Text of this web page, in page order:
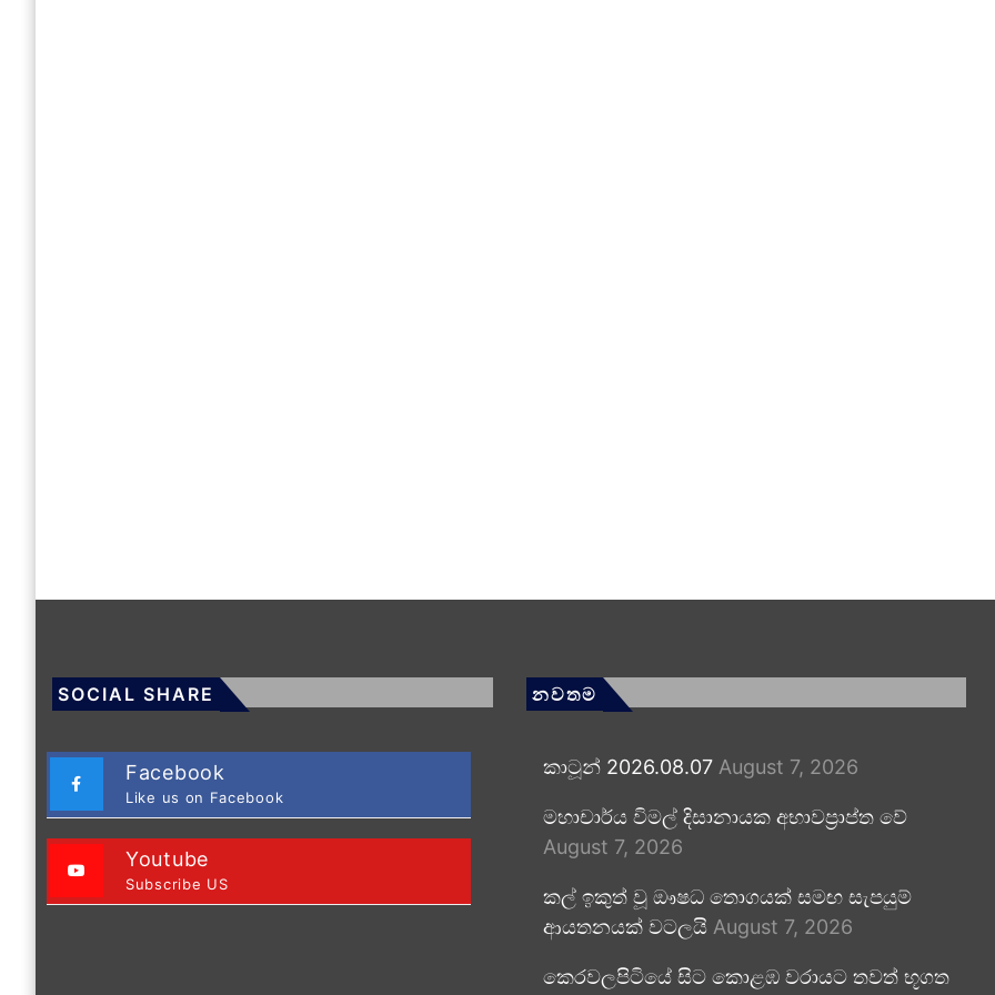
SOCIAL SHARE
Facebook
Like us on Facebook
Youtube
Subscribe US
නවතම
කාටූන් 2026.08.07 August 7, 2026
මහාචාර්ය විමල් දිසානායක අභාවප්‍රාප්ත වේ
August 7, 2026
කල් ඉකුත් වූ ඖෂධ තොගයක් සමඟ සැපයුම්
ආයතනයක් වටලයි August 7, 2026
කෙරවලපිටියේ සිට කොළඹ වරායට තවත් භූගත